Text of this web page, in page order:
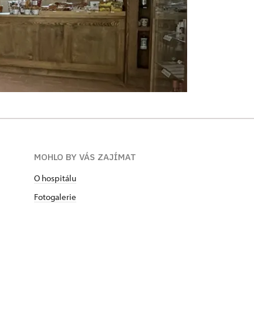
MOHLO BY VÁS ZAJÍMAT
O hospitálu
Fotogalerie